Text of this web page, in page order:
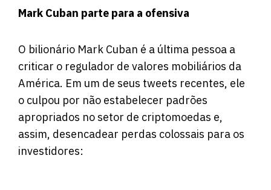
Mark Cuban parte para a ofensiva
O bilionário Mark Cuban é a última pessoa a
criticar o regulador de valores mobiliários da
América. Em um de seus tweets recentes, ele
o culpou por não estabelecer padrões
apropriados no setor de criptomoedas e,
assim, desencadear perdas colossais para os
investidores: